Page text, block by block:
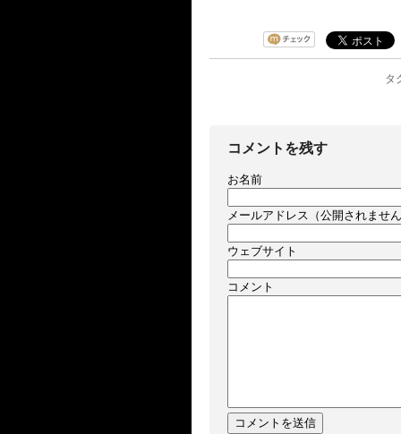
タ
コメントを残す
お名前
メールアドレス（公開されませ
ウェブサイト
コメント